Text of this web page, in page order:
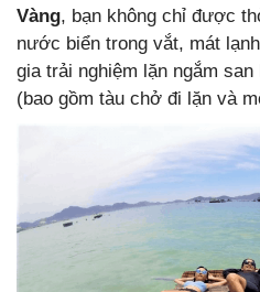
Vàng, bạn không chỉ được
nước biển trong vắt, mát
gia trải nghiệm lặn ngắm
(bao gồm tàu chở đi lặn và